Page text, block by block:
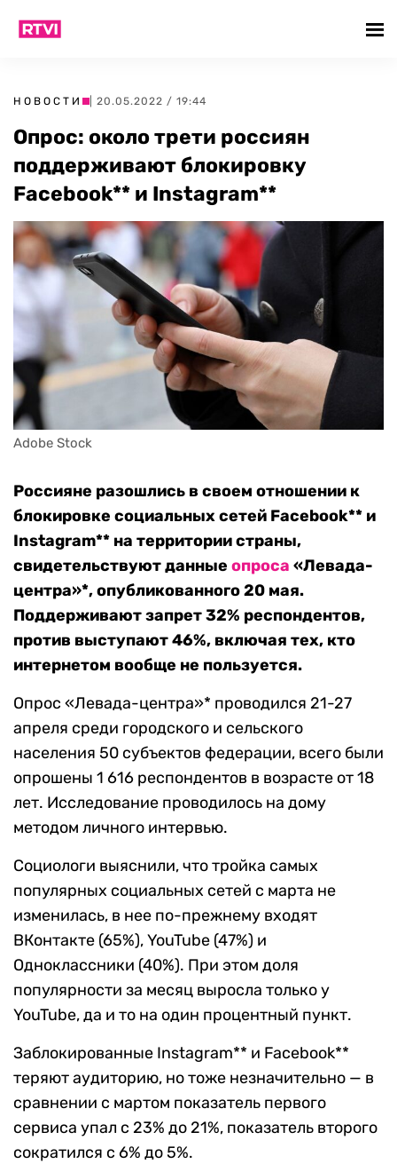
НОВОСТИ | 20.05.2022 / 19:44
Опрос: около трети россиян
поддерживают блокировку
Facebook** и Instagram**
Adobe Stock
Россияне разошлись в своем отношении к
блокировке социальных сетей Facebook** и
Instagram** на территории страны,
свидетельствуют данные опроса «Левада-
центра»*, опубликованного 20 мая.
Поддерживают запрет 32% респондентов,
против выступают 46%, включая тех, кто
интернетом вообще не пользуется.
Опрос «Левада-центра»* проводился 21-27
апреля среди городского и сельского
населения 50 субъектов федерации, всего были
опрошены 1 616 респондентов в возрасте от 18
лет. Исследование проводилось на дому
методом личного интервью.
Социологи выяснили, что тройка самых
популярных социальных сетей с марта не
изменилась, в нее по-прежнему входят
ВКонтакте (65%), YouTube (47%) и
Одноклассники (40%). При этом доля
популярности за месяц выросла только у
YouTube, да и то на один процентный пункт.
Заблокированные Instagram** и Facebook**
теряют аудиторию, но тоже незначительно — в
сравнении с мартом показатель первого
сервиса упал с 23% до 21%, показатель второго
сократился с 6% до 5%.